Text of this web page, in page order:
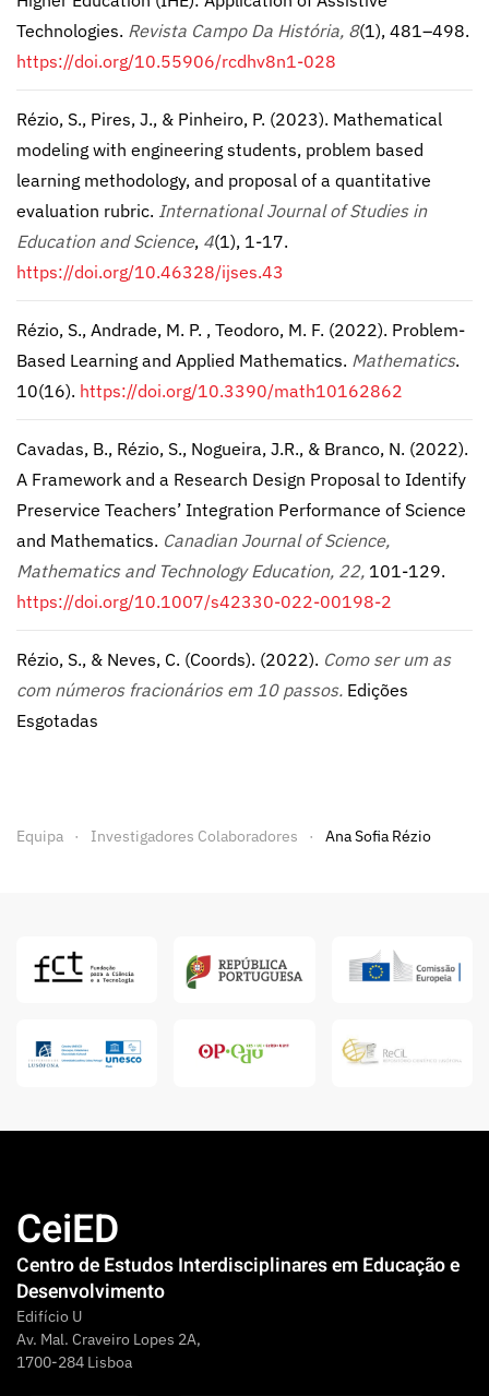
Technologies. Revista Campo Da História, 8(1), 481–498.
https://doi.org/10.55906/rcdhv8n1-028
Rézio, S., Pires, J., & Pinheiro, P. (2023). Mathematical
modeling with engineering students, problem based
learning methodology, and proposal of a quantitative
evaluation rubric. International Journal of Studies in
Education and Science, 4(1), 1-17.
https://doi.org/10.46328/ijses.43
Rézio, S., Andrade, M. P. , Teodoro, M. F. (2022). Problem-
Based Learning and Applied Mathematics. Mathematics.
10(16). https://doi.org/10.3390/math10162862
Cavadas, B., Rézio, S., Nogueira, J.R., & Branco, N. (2022).
A Framework and a Research Design Proposal to Identify
Preservice Teachers’ Integration Performance of Science
and Mathematics. Canadian Journal of Science,
Mathematics and Technology Education, 22, 101-129.
https://doi.org/10.1007/s42330-022-00198-2
Rézio, S., & Neves, C. (Coords). (2022). Como ser um as
com números fracionários em 10 passos. Edições
Esgotadas
Equipa Investigadores Colaboradores Ana Sofia Rézio
CeiED
Centro de Estudos Interdisciplinares em Educação e
Desenvolvimento
Edifício U
Av. Mal. Craveiro Lopes 2A,
1700-284 Lisboa